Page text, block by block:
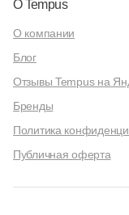
О Tempus
О компании
Блог
Отзывы Tempus на
Бренды
Политика
Публичная оферта